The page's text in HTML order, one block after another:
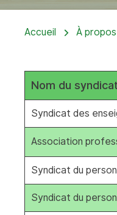
Accueil À propos
Nom du syndicat
Syndicat des
Association
Syndicat du
Syndicat du